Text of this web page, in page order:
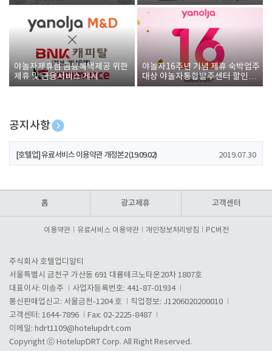
야놀자제휴점 금융혜택제공 위한
제휴 및 금융서비스 게시
야놀자16주년 기념 제휴 숙박업주
대상 야놀자통합발주센터 할인쿠
폰 증정
공지사항
[호텔업] 개인정보 처리방침 개정본1 (19.09.02)
[호텔업] 유료서비스 이용약관 개정본2 (19.09.02) 2019.07.30
홈 광고제휴 고객센터
이용약관 유료서비스 이용약관 개인정보처리방침 PC버전
주식회사 호텔업디알티
서울특별시 금천구 가산동 691 대륭테크노타운20차 1807호
대표이사: 이송주
사업자등록번호: 441-87-01934
통신판매업신고: 서울금천-1204 호
직업정보: J1206020200010
고객센터: 1644-7896
Fax: 02-2225-8487
이메일: hdrt1109@hotelupdrt.com
Copyright ⓒ HotelupDRT Corp. All Right Reserved.